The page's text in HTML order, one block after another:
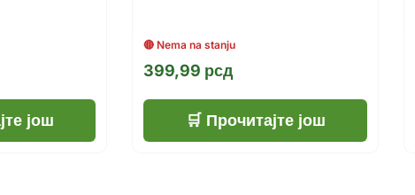
још
399,99 рсд
Прочитајте још